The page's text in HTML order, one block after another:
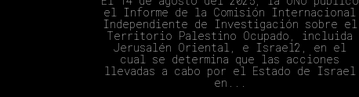
el Informe de la Comisión Internacional
Independiente de Investigación sobre el
Territorio Palestino Ocupado, incluida
Jerusalén Oriental, e Israel2, en el
cual se determina que las acciones
llevadas a cabo por el Estado de Israel
en...